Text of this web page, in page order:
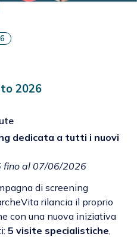
2026
dedicata a tutti i nuovi
al 07/06/2026
di screening
rilancia il proprio
con una nuova iniziativa
5 visite specialistiche,